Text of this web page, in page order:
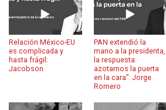
Relación México-EU
es complicada y
hasta frágil:
Jacobson
PAN extendió la
mano a la presidenta,
la respuesta:
azotarnos la puerta
en la cara”: Jorge
Romero